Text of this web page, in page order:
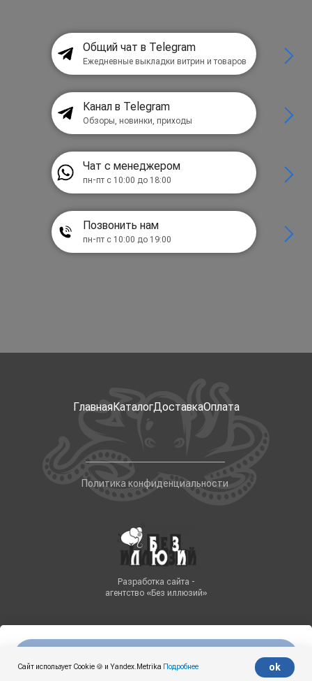
Сайт использует Cookie 🍪 и Yandex.Metrika Подробнее ok
Общий чат в Telegram
Ежедневные выкладки витрин и товаров
Канал в Telegram
Обзоры, новинки, приходы
Чат с менеджером
пн-пт с 10:00 до 18:00
Позвонить нам
пн-пт с 10:00 до 19:00
ГлавнаяКаталогДоставкаОплата
Политика конфиденциальности
Разработка сайта -
агентство «Без иллюзий»
Made on Tilda